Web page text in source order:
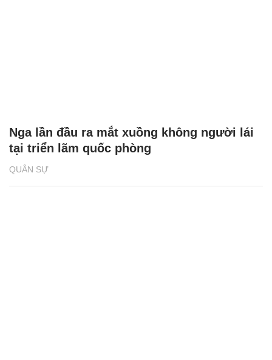
QUÂN SỰ
Nga lần đầu ra mắt xuồng không người lái
tại triển lãm quốc phòng